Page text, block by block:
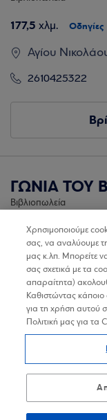
177,5 χλμ. Οδηγίες
Αγίου
2610425322
ΓΩΝΙΑ ΤΟΥ
Βιβλιοπωλεία
178,1χλμ. Οδηγίες
Λ. Αιγαίου,
2610277396
Χρησιμοποιούμε
σας, να αναλύουμε
μας κ.λπ. Μπορείτε να
σας σχετικά με τα
απαραίτητα)
Καθιστώντας κάποιο
για τη χρήση αυτού
Πολιτική μας για τα